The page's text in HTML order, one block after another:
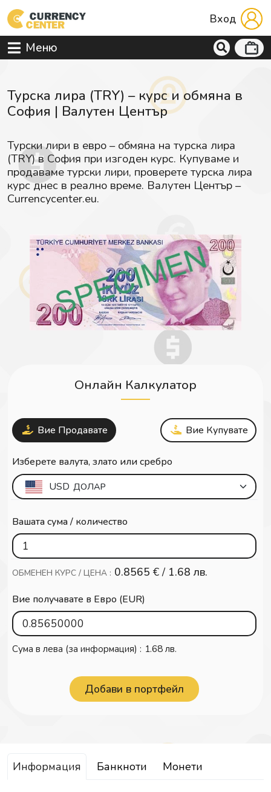
Вход
Меню
Турска лира (TRY) – курс и обмяна в
София | Валутен Център
Турски лири в евро – обмяна на турска лира
(TRY) в София при изгоден курс. Купуваме и
продаваме турски лири, проверете турска лира
курс днес в реално време. Валутен Център –
Currencycenter.eu.
Онлайн Калкулатор
Вие Продавате Вие Купувате
Изберете валута, злато или сребро
USD ДОЛАР
Вашата сума / количество
ОБМЕНЕН КУРС / ЦЕНА : 0.8565 € / 1.68 лв.
Вие получавате в Евро (EUR)
Сума в лева (за информация) : 1.68 лв.
Информация Банкноти Монети